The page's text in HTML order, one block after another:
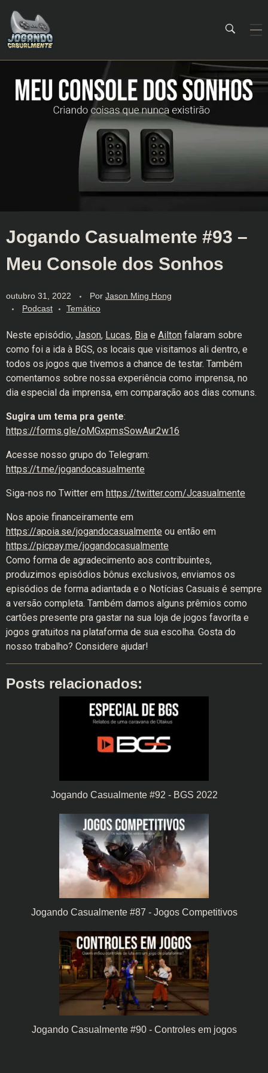
Jogando Casualmente
Jogando Casualmente #93 –
Meu Console dos Sonhos
outubro 31, 2022 Por Jason Ming Hong
Podcast
Temático
Neste episódio, Jason, Lucas, Bia e Ailton falaram sobre
como foi a ida à BGS, os locais que visitamos ali dentro, e
todos os jogos que tivemos a chance de testar. Também
comentamos sobre nossa experiência como imprensa, no
dia especial da imprensa, em comparação aos dias comuns.
Sugira um tema pra gente:
https://forms.gle/oMGxpmsSowAur2w16
Acesse nosso grupo do Telegram:
https://t.me/jogandocasualmente
Siga-nos no Twitter em https://twitter.com/Jcasualmente
Nos apoie financeiramente em
https://apoia.se/jogandocasualmente ou então em
https://picpay.me/jogandocasualmente
Como forma de agradecimento aos contribuintes,
produzimos episódios bônus exclusivos, enviamos os
episódios de forma adiantada e o Notícias Casuais é sempre
a versão completa. Também damos alguns prêmios como
cartões presente pra gastar na sua loja de jogos favorita e
jogos gratuitos na plataforma de sua escolha. Gosta do
nosso trabalho? Considere ajudar!
Posts relacionados:
Jogando Casualmente #92 - BGS 2022
Jogando Casualmente #87 - Jogos Competitivos
Jogando Casualmente #90 - Controles em jogos